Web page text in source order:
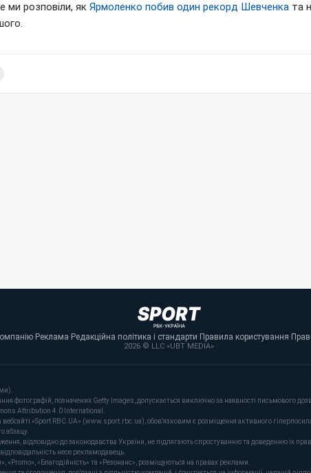
ми розповіли, як Ярмоленко побив один рекорд Шевченка та
· Реклама· Редакційна політика і стандарти· Правила користування·
2026 © LLC «UBT MEDIA»
фотографій, позначених Getty Images, допускається виключно за наявності письмового
Attribution 4.0 International.
вебсайті «Sport RBC.UA» (www.sport.rbc.ua), обов'язковим є розміщення активного
абзацу.
відповідно до законодавства України, не підлягають спростуванню та доведенню їх
несе рекламодавець.
«Благодійність» та «Резонанс», розміщуються на правах реклами.